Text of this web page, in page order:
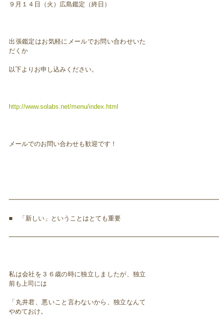
９月１４日（火）広島鑑定（終日）
出張鑑定はお気軽にメールでお問い合わせいた
だくか
以下よりお申し込みください。
http://www.solabs.net/menu/index.html
メールでのお問い合わせも歓迎です！
■ 「新しい」ということはとても重要
私は会社を３６歳の時に独立しましたが、独立
前も上司には
「丸井君、悪いこと言わないから、独立なんて
やめておけ。